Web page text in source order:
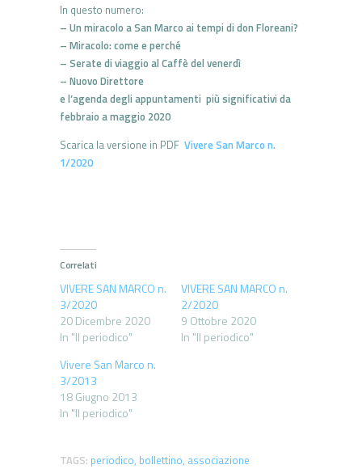
In questo numero:
– Un miracolo a San Marco ai tempi di don Floreani?
– Miracolo: come e perché
– Serate di viaggio al Caffè del venerdì
– Nuovo Direttore
e l’agenda degli appuntamenti più significativi da
febbraio a maggio 2020
Scarica la versione in PDF Vivere San Marco n.
1/2020
Correlati
VIVERE SAN MARCO n.
3/2020
20 Dicembre 2020
In "Il periodico"
VIVERE SAN MARCO n.
2/2020
9 Ottobre 2020
In "Il periodico"
Vivere San Marco n.
3/2013
18 Giugno 2013
In "Il periodico"
TAGS: periodico, bollettino, associazione